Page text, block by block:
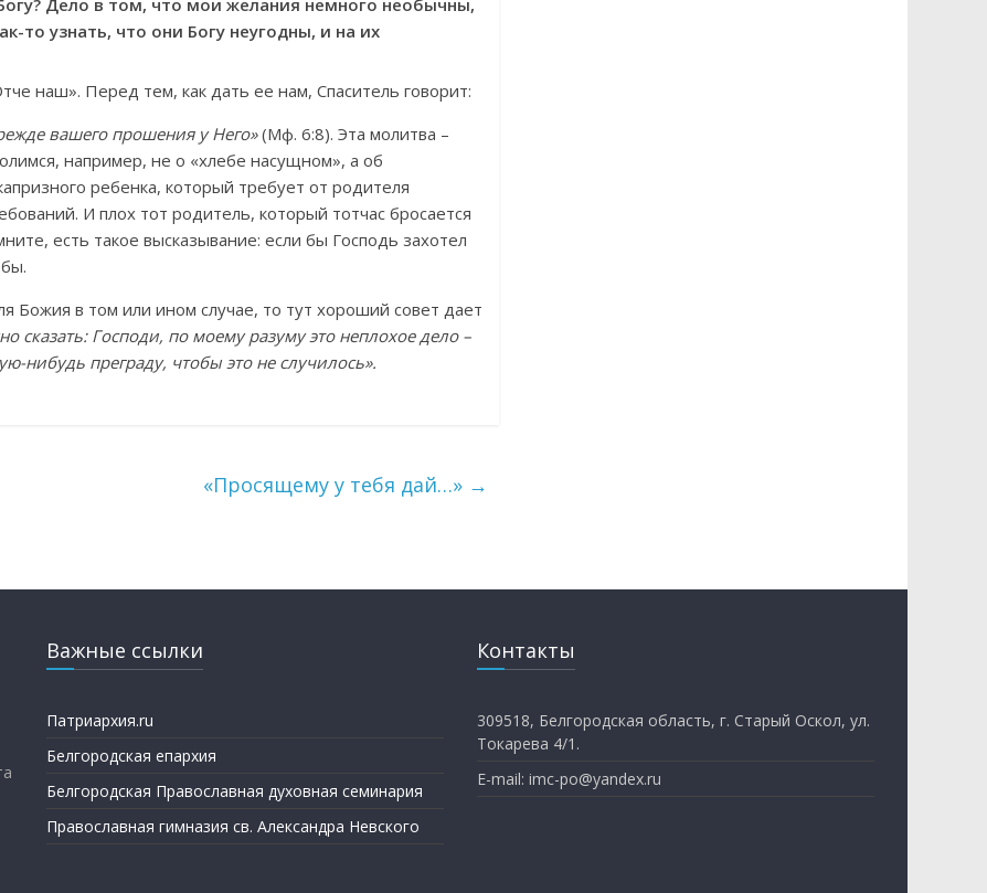
Дело в том, что мои желания немного необычны,
то узнать, что они Богу неугодны, и на их
наш». Перед тем, как дать ее нам, Спаситель говорит:
вашего прошения у Него»(Мф. 6:8). Эта молитва –
например, не о «хлебе насущном», а об
ребенка, который требует от родителя
И плох тот родитель, который тотчас бросается
есть такое высказывание: если бы Господь захотел
Божия в том или ином случае, то тут хороший совет дает
сказать: Господи, по моему разуму это неплохое дело –
нибудь преграду, чтобы это не случилось».
«Просящему у тебя дай…» →
Важные ссылки
Патриархия.ru
Белгородская епархия
Белгородская Православная духовная семинария
Православная гимназия св. Александра Невского
Контакты
309518, Белгородская область, г. Старый Оскол, ул.
Токарева 4/1.
E-mail: imc-po@yandex.ru